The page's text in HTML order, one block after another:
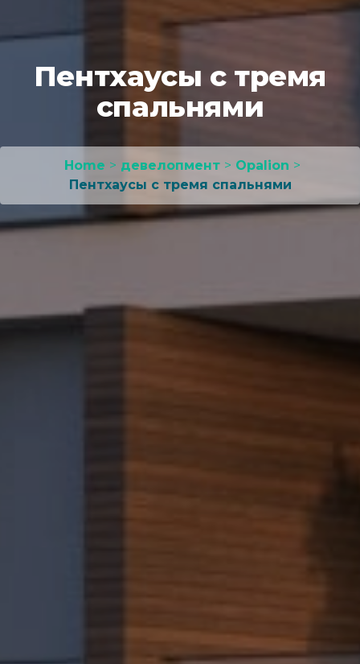
Пентхаусы с тремя
спальнями
Home > девелопмент > Opalion >
Пентхаусы с тремя спальнями